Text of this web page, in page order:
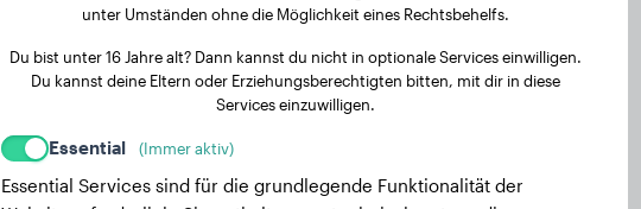
unter Umständen ohne die Möglichkeit eines Rechtsbehelfs.
Du bist unter 16 Jahre alt? Dann kannst du nicht in optionale Services einwilligen.
Du kannst deine Eltern oder Erziehungsberechtigten bitten, mit dir in diese
Services einzuwilligen.
Essential (Immer aktiv)
Essential Services sind für die grundlegende Funktionalität der